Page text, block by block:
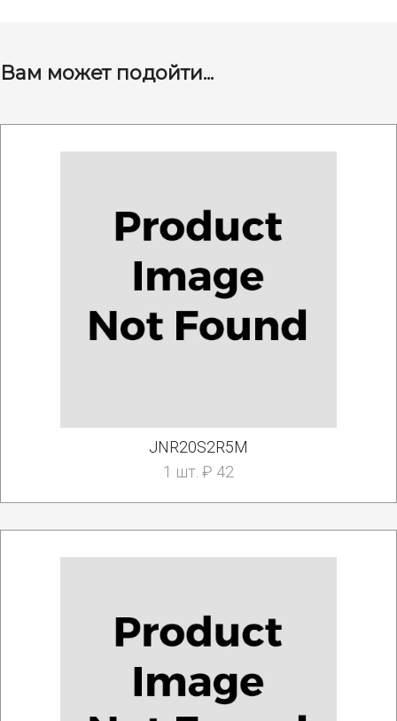
Вам может подойти...
JNR20S2R5M
1 шт. ₽ 42